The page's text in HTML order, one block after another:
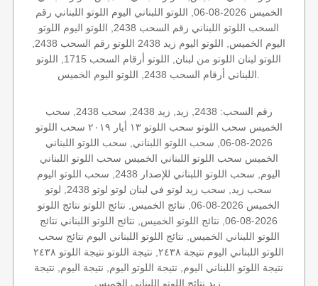
الخميس 2026-08-06, اللوتو اللبناني اليوم اللوتو اللبناني رقم
السحب اللوتو اللبناني رقم السحب 2438, اللوتو اليوم اللوتو
اللوتو لبنان اللوتو من لبنان, اللوتو أرقام السحب 1715, اللوتو
رقم السحب: 2438, زيد, زيد 2438, سحب 2438, سحب
الخميس سحب اللوتو سحب اللوتو ١٣ أيار ٢٠١٩ سحب اللوتو
2026-08-06, سحب اللوتو اللبناني, سحب اللوتو اللبناني
الخميس سحب اللوتو اللبناني الخميس سحب اللوتو اللبناني
اليوم, سحب اللوتو اللبناني للإصدار 2438, سحب اللوتو اليوم
سحب زيد, سحب زيد لوتو في لبنان لوتو لوتو 2438, لوتو
الخميس 2026-08-06, نتائج الخميس, نتائج اللوتو نتائج اللوتو
2026-08-06, نتائج اللوتو الخميس, نتائج اللوتو اللبناني نتائج
اللوتو اللبناني الخميس, نتائج اللوتو اللبناني اليوم نتائج سحب
اللوتو اللبناني اليوم نتيجة ٢٤٣٨, نتيجة اللوتو نتيجة اللوتو ٢٤٣٨
نتيجة اللوتو اللبناني اليوم, نتيجة اللوتو اليوم, نتيجة اليوم, نتيجة